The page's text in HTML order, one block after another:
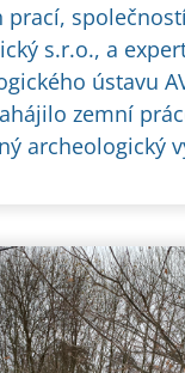
prací,
s.r.o., a
ústavu
zemní
archeologický